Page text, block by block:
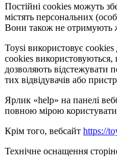
Постійні cookies можуть
містять персональних
Вони також не отримують
Toysi використовує cookies
cookies
дозволяють відстежувати
тих відвідувачів або
Ярлик «help» на панелі
повною мірою
Крім того, вебсайт https://
Технічне оснащення